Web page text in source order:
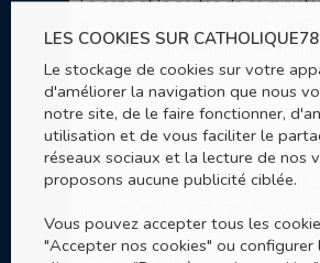
sens des règles liturgiques
« Proclamer la Parole » et «
extraordinaire de la communion »
qu’il est possible de regrouper.
FORMATEURS :Jean-Marie
DURÉE :1 soirée
LES COOKIES SUR
Le stockage de cookies sur votre
d'améliorer la navigation que nous
notre site, de le faire fonctionner,
utilisation et de vous faciliter le
réseaux sociaux et la lecture de nos
proposons aucune publicité ciblée.
Vous pouvez accepter tous les
"Accepter nos cookies" ou